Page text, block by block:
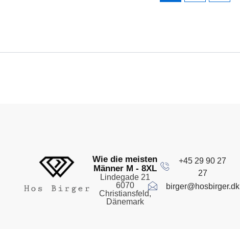
Wie die meisten
Männer M - 8XL
Lindegade 21
6070
Christiansfeld,
Dänemark
+45 29 90 27
27
birger@hosbirger.dk